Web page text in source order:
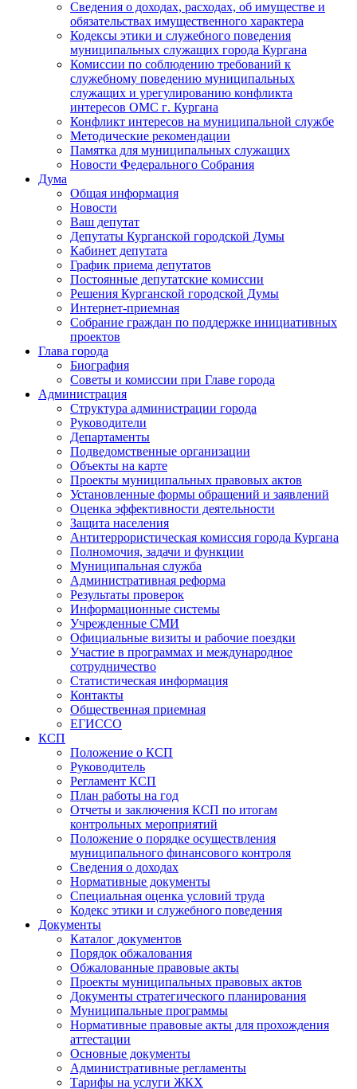
Сведения о доходах, расходах, об имуществе и
обязательствах имущественного характера
Кодексы этики и служебного поведения
муниципальных служащих города Кургана
Комиссии по соблюдению требований к
служебному поведению муниципальных
служащих и урегулированию конфликта
интересов ОМС г. Кургана
Конфликт интересов на муниципальной службе
Методические рекомендации
Памятка для муниципальных служащих
Новости Федерального Cобрания
Дума
Общая информация
Новости
Ваш депутат
Депутаты Курганской городской Думы
Кабинет депутата
График приема депутатов
Постоянные депутатские комиссии
Решения Курганской городской Думы
Интернет-приемная
Собрание граждан по поддержке инициативных
проектов
Глава города
Биография
Советы и комиссии при Главе города
Администрация
Структура администрации города
Руководители
Департаменты
Подведомственные организации
Объекты на карте
Проекты муниципальных правовых актов
Установленные формы обращений и заявлений
Оценка эффективности деятельности
Защита населения
Антитеррористическая комиссия города Кургана
Полномочия, задачи и функции
Муниципальная служба
Административная реформа
Результаты проверок
Информационные системы
Учрежденные СМИ
Официальные визиты и рабочие поездки
Участие в программах и международное
сотрудничество
Статистическая информация
Контакты
Общественная приемная
ЕГИССО
КСП
Положение о КСП
Руководитель
Регламент КСП
План работы на год
Отчеты и заключения КСП по итогам
контрольных мероприятий
Положение о порядке осуществления
муниципального финансового контроля
Сведения о доходах
Нормативные документы
Специальная оценка условий труда
Кодекс этики и служебного поведения
Документы
Каталог документов
Порядок обжалования
Обжалованные правовые акты
Проекты муниципальных правовых актов
Документы стратегического планирования
Муниципальные программы
Нормативные правовые акты для прохождения
аттестации
Основные документы
Административные регламенты
Тарифы на услуги ЖКХ